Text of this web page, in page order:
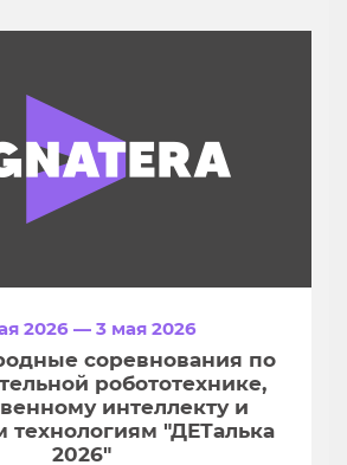
2026 — 3 мая 2026
соревнования по
робототехнике,
интеллекту и
"ДЕТалька
2026"